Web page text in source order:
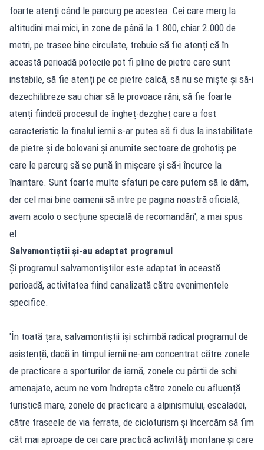
foarte atenți când le parcurg pe acestea. Cei care merg la
altitudini mai mici, în zone de până la 1.800, chiar 2.000 de
metri, pe trasee bine circulate, trebuie să fie atenți că în
această perioadă potecile pot fi pline de pietre care sunt
instabile, să fie atenți pe ce pietre calcă, să nu se miște și să-i
dezechilibreze sau chiar să le provoace răni, să fie foarte
atenți fiindcă procesul de îngheț-dezgheț care a fost
caracteristic la finalul iernii s-ar putea să fi dus la instabilitate
de pietre și de bolovani și anumite sectoare de grohotiș pe
care le parcurg să se pună în mișcare și să-i încurce la
înaintare. Sunt foarte multe sfaturi pe care putem să le dăm,
dar cel mai bine oamenii să intre pe pagina noastră oficială,
avem acolo o secțiune specială de recomandări', a mai spus
el.
Salvamontiștii și-au adaptat programul
Și programul salvamontiștilor este adaptat în această
perioadă, activitatea fiind canalizată către evenimentele
specifice.
'În toată țara, salvamontiștii își schimbă radical programul de
asistență, dacă în timpul iernii ne-am concentrat către zonele
de practicare a sporturilor de iarnă, zonele cu pârtii de schi
amenajate, acum ne vom îndrepta către zonele cu afluență
turistică mare, zonele de practicare a alpinismului, escaladei,
către traseele de via ferrata, de cicloturism și încercăm să fim
cât mai aproape de cei care practică activități montane și care